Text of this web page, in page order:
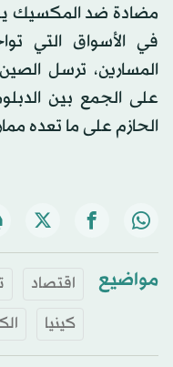
مضادة ضد المكسيك
في الأسواق التي
المسارين، ترسل الصين
على الجمع بين
الحازم على ما تعده
مواضيع اقتصاد
كينيا